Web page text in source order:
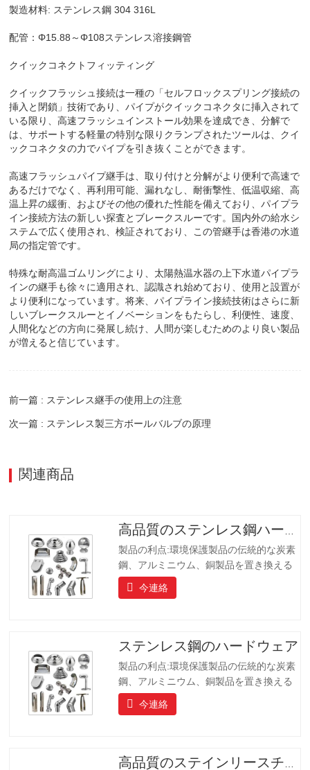
製造材料: ステンレス鋼 304 316L
配管：Φ15.88～Φ108ステンレス溶接鋼管
クイックコネクトフィッティング
クイックフラッシュ接続は一種の「セルフロックスプリング接続の
挿入と閉鎖」技術であり、パイプがクイックコネクタに挿入されて
いる限り、高速フラッシュインストール効果を達成でき、分解で
は、サポートする軽量の特別な限りクランプされたツールは、クイ
ックコネクタの力でパイプを引き抜くことができます。
高速フラッシュパイプ継手は、取り付けと分解がより便利で高速で
あるだけでなく、再利用可能、漏れなし、耐衝撃性、低温収縮、高
温上昇の緩衝、およびその他の優れた性能を備えており、パイプラ
イン接続方法の新しい探査とブレークスルーです。国内外の給水シ
ステムで広く使用され、検証されており、この管継手は香港の水道
局の指定管です。
特殊な耐高温ゴムリングにより、太陽熱温水器の上下水道パイプラ
インの継手も徐々に適用され、認識され始めており、使用と設置が
より便利になっています。将来、パイプライン接続技術はさらに新
しいブレークスルーとイノベーションをもたらし、利便性、速度、
人間化などの方向に発展し続け、人間が楽しむためのより良い製品
が増えると信じています。
前一篇 : ステンレス継手の使用上の注意
次一篇 : ステンレス製三方ボールバルブの原理
関連商品
製品の利点:環境保護製品の伝統的な炭素
鋼、アルミニウム、銅製品を置き換える
ことです、製品は長寿命を持っています
長寿命、美しい外観、耐酸性および耐ア
理想的な選択肢です。
今連絡
ステンレス鋼のハードウェア
製品の利点:環境保護製品の伝統的な炭素
鋼、アルミニウム、銅製品を置き換える
ことです、製品は長寿命を持っています
長寿命、美しい外観、耐酸性および耐ア
理想的な選択肢です。
今連絡